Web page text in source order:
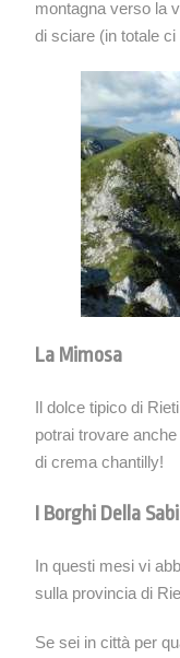
montagna verso la
di sciare (in totale
La Mimosa
Il dolce tipico di
potrai trovare
di crema chantilly!
I Borghi Della
In questi mesi vi
sulla provincia di
Se sei in città per